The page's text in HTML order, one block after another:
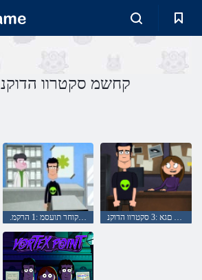
קחשמ סקטרוו הדוקנ
.סקטרוו הדוקנ םיקוחר תועסמ :1 הרקמ תוצלפמ םגא :3 סקטרוו הדוקנ